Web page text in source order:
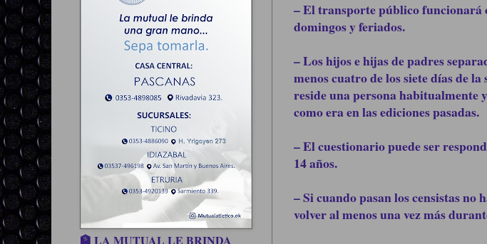
– El transporte público funcionará
domingos y feriados.
– Los hijos e hijas de padres
menos cuatro de los siete días de
reside una persona habitualmente
como era en las ediciones pasadas.
– El cuestionario puede ser
14 años.
– Si cuando pasan los censistas no
volver al menos una vez más
🏦 LA MUTUAL LE BRINDA